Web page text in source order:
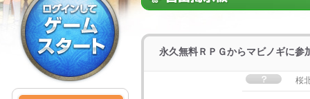
永久無料ＲＰＧからマビノギに参
桜